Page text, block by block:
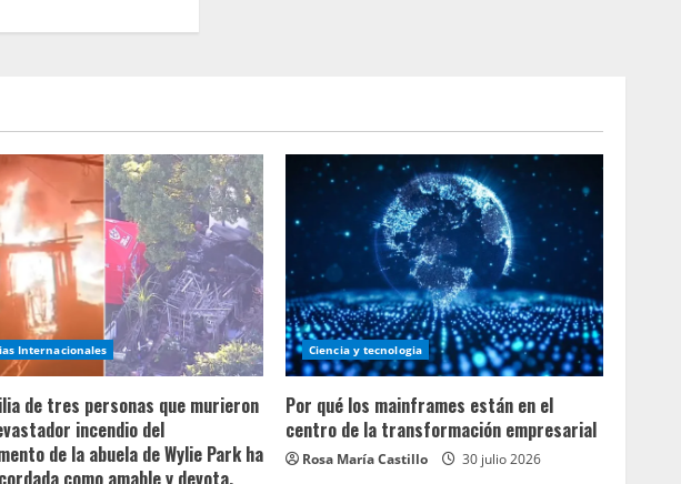
Internacionales
de tres personas que murieron
incendio del
de la abuela de Wylie Park ha
Ciencia y tecnologia
Por qué los mainframes están en el
centro de la transformación empresarial
Rosa María Castillo 30 julio 2026